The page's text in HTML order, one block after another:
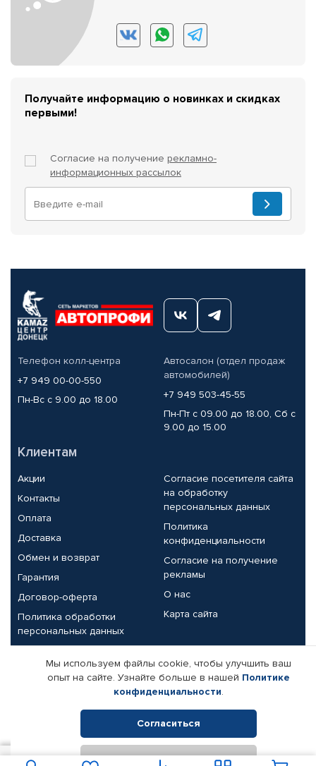
Получайте информацию о новинках и скидках
первыми!
Согласие на получение рекламно-
информационных рассылок
Телефон колл-центра
+7 949 00-00-550
Пн-Вс с 9.00 до 18.00
Автосалон (отдел продаж
автомобилей)
+7 949 503-45-55
Пн-Пт с 09.00 до 18.00, Сб с
9.00 до 15.00
Клиентам
Акции
Контакты
Оплата
Доставка
Обмен и возврат
Гарантия
Договор-оферта
Политика обработки
персональных данных
Согласие посетителя сайта
на обработку
персональных данных
Политика
конфиденциальности
Согласие на получение
рекламы
О нас
Карта сайта
Партнерам
Корпоративным клиентам
Поставщикам
Реквизиты компании
© КАМАЗ ЦЕНТР ДОНЕЦК, 2015-2026. Все права защищены.
Мы используем файлы cookie, чтобы улучшить ваш
опыт на сайте. Узнайте больше в нашей Политике
конфиденциальности.
Согласиться
Отклонить